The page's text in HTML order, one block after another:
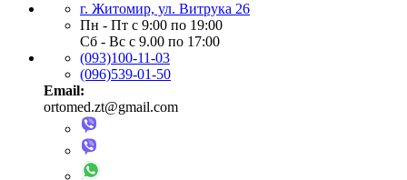
г. Житомир, ул. Витрука 26
Пн - Пт с 9:00 по 19:00
Сб - Вс с 9.00 по 17:00
(093)100-11-03
(096)539-01-50
Email:
ortomed.zt@gmail.com